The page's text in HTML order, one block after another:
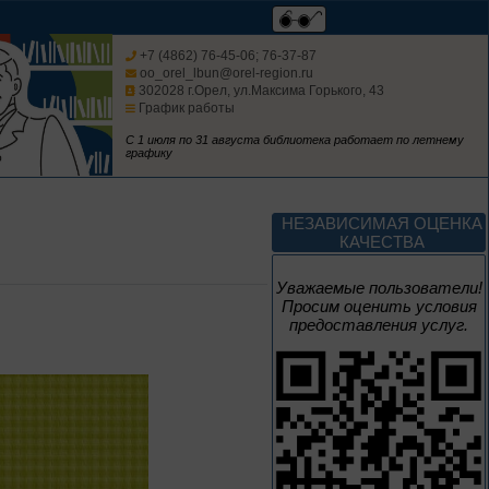
+7 (4862) 76-45-06; 76-37-87
oo_orel_lbun@orel-region.ru
302028 г.Орел, ул.Максима Горького, 43
График работы
С 1 июля по 31 августа библиотека работает по летнему
графику
НЕЗАВИСИМАЯ ОЦЕНКА
КАЧЕСТВА
Уважаемые пользователи!
Просим оценить условия
предоставления услуг.
Век Аполлинария
К 170-летию со дня рождения
Человек и природа
10 – 24 августа
Мгновения
95 лет со дня рождения
композитора Микаэла
Леоновича Таривердиева